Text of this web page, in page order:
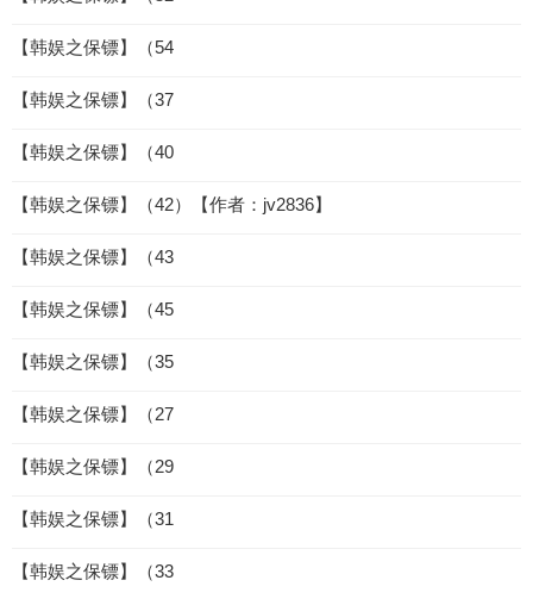
【韩娱之保镖】（54
【韩娱之保镖】（37
【韩娱之保镖】（40
【韩娱之保镖】（42）【作者：jv2836】
【韩娱之保镖】（43
【韩娱之保镖】（45
【韩娱之保镖】（35
【韩娱之保镖】（27
【韩娱之保镖】（29
【韩娱之保镖】（31
【韩娱之保镖】（33